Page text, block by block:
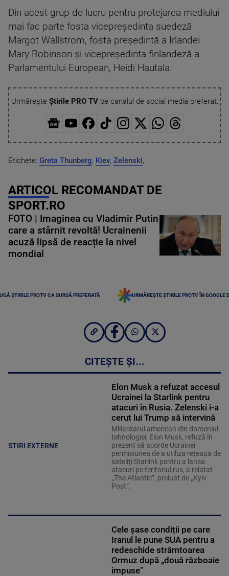
Din acest grup de lucru pentru protejarea mediului
mai fac parte fosta vicepreşedinta suedeză
Margot Wallstrom, fosta preşedintă a Irlandei
Mary Robinson şi vicepreşedinta finlandeză a
Parlamentului European, Heidi Hautala.
Urmărește Știrile PRO TVpe canalul de social media preferat:
Etichete: Greta Thunberg, Kiev, Zelenski,
ARTICOL RECOMANDAT DE
SPORT.RO
FOTO | Imaginea cu Vladimir Putin
care a stârnit revoltă! Ucrainenii
acuză lipsă de reacție la nivel
mondial
ȘTIRILE PROTV CA SURSĂ PREFERATĂ URMĂREȘTE ȘTIRILE PROTV ÎN GOOGLE
CITEȘTE ȘI...
STIRI EXTERNE
Elon Musk a refuzat accesul
Ucrainei la Starlink pentru
atacuri în Rusia. Zelenski i-a
cerut lui Trump să intervină
Miliardarul american din domeniul
tehnologiei, Elon Musk, refuză în
prezent să acorde Ucrainei
permisiunea de a utiliza reţeaua de
sateliţi Starlink pentru a lansa
atacuri pe teritoriul rus, a relatat
„The Atlantic”, preluat de „Kyiv
Post”.
Cele șase condiții pe care
Iranul le pune SUA pentru a
redeschide strâmtoarea
Ormuz după „două războaie
impuse”